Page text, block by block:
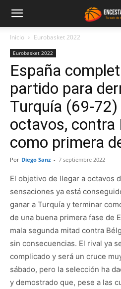
Inicio Eurobasket 2022
Eurobasket 2022
España
partido para
Turquía (69-
octavos, contra
como primera
Por Diego Sanz - 7 septiembre 2022
El objetivo de llegar a octavos
sensaciones ya está
ganar a Turquía y terminar
de una buena primera fase de
mala segunda mitad contra
sin consecuencias. El rival ya
complicado y será un cruce
sábado, pero la selección ha
y demostrado que, pese a las